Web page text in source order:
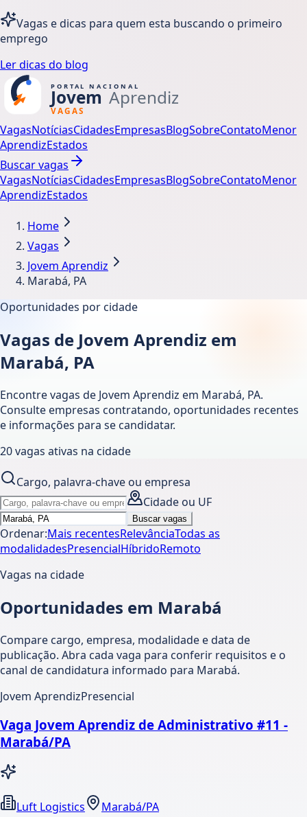
Vagas e dicas para quem esta buscando o primeiro
emprego
Ler dicas do blog
VagasNotíciasCidadesEmpresasBlogSobreContatoMenor
AprendizEstados
Buscar vagas
VagasNotíciasCidadesEmpresasBlogSobreContatoMenor
AprendizEstados
Home
Vagas
Jovem Aprendiz
Marabá, PA
Oportunidades por cidade
Vagas de Jovem Aprendiz em
Marabá, PA
Encontre vagas de Jovem Aprendiz em Marabá, PA.
Consulte empresas contratando, oportunidades recentes
e informações para se candidatar.
20vagas ativas na cidade
Cargo, palavra-chave ou empresa
Cidade ou UF
Buscar vagas
Ordenar:Mais recentesRelevânciaTodas as
modalidadesPresencialHíbridoRemoto
Vagas na cidade
Oportunidades em Marabá
Compare cargo, empresa, modalidade e data de
publicação. Abra cada vaga para conferir requisitos e o
canal de candidatura informado para Marabá.
Jovem AprendizPresencial
Vaga Jovem Aprendiz de Administrativo #11 -
Marabá/PA
Luft Logistics
Marabá/PA